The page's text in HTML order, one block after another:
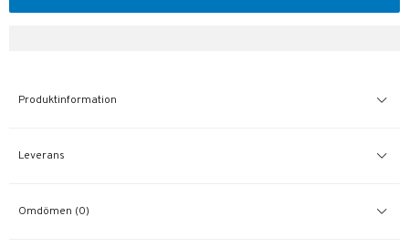
Produktinformation
Leverans
Omdömen (0)